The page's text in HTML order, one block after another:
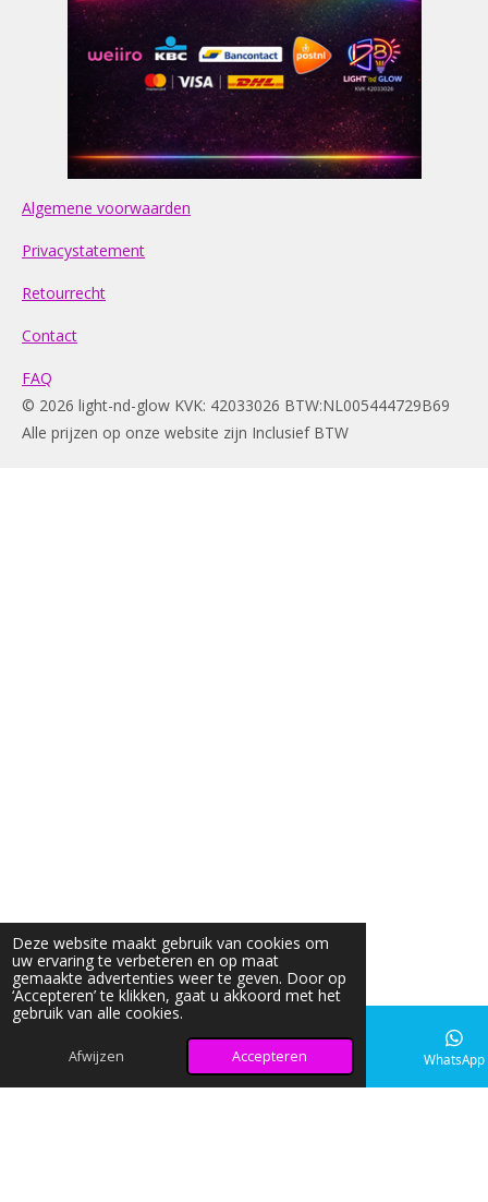
Deze website maakt gebruik van cookies om
uw ervaring te verbeteren en op maat
gemaakte advertenties weer te geven. Door op
‘Accepteren’ te klikken, gaat u akkoord met het
gebruik van alle cookies.
Afwijzen Accepteren
Algemene voorwaarden
Privacystatement
Retourrecht
Contact
FAQ
© 2026 light-nd-glow KVK: 42033026 BTW:NL005444729B69
Alle prijzen op onze website zijn Inclusief BTW
E-mailadres Instagram WhatsApp